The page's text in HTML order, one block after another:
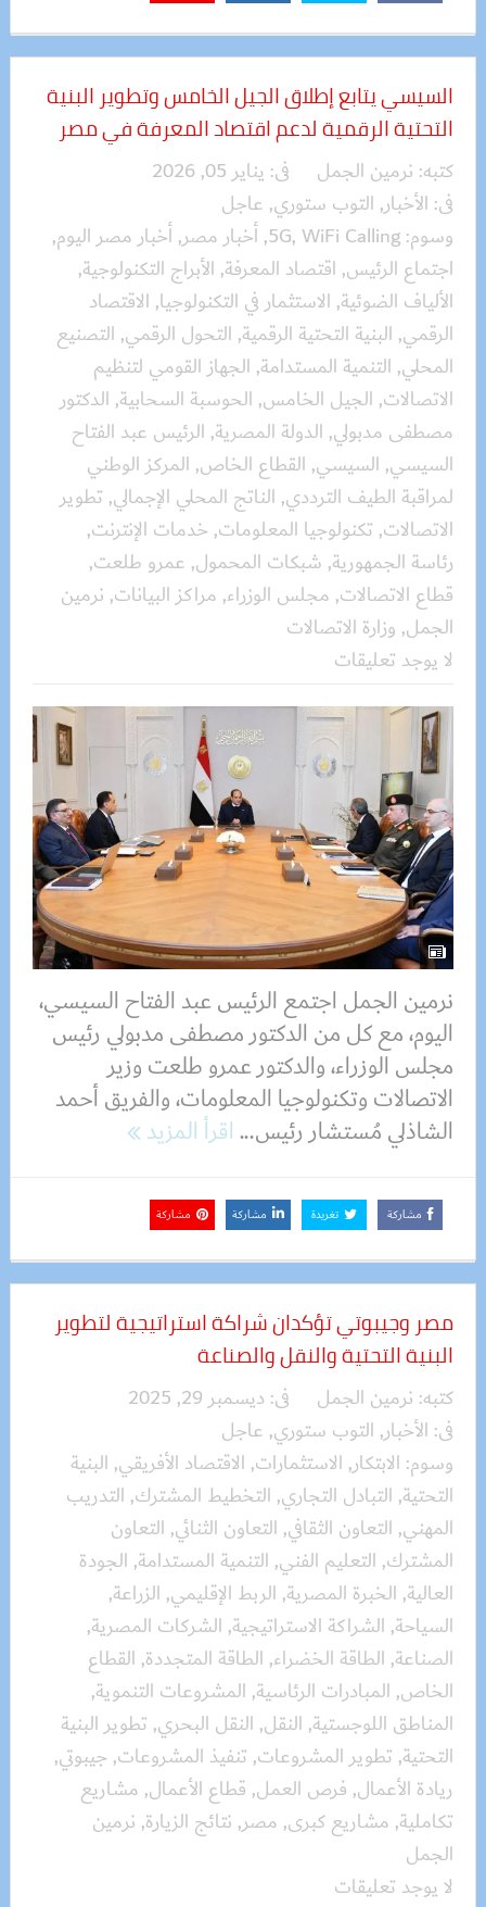
السيسي يتابع إطلاق الجيل الخامس وتطوير البنية
التحتية الرقمية لدعم اقتصاد المعرفة في مصر
كتبه: نرمين الجمل فى: يناير 05, 2026
فى: الأخبار, التوب ستوري, عاجل
وسوم:
5G,WiFi Calling
,أخبار مصر,أخبار مصر اليوم,
اجتماع الرئيس, اقتصاد المعرفة, الأبراج التكنولوجية,
الألياف الضوئية, الاستثمار في التكنولوجيا, الاقتصاد
الرقمي, البنية التحتية الرقمية, التحول الرقمي, التصنيع
المحلي, التنمية المستدامة, الجهاز القومي لتنظيم
الاتصالات, الجيل الخامس, الحوسبة السحابية, الدكتور
مصطفى مدبولي, الدولة المصرية, الرئيس عبد الفتاح
السيسي, السيسي, القطاع الخاص, المركز الوطني
لمراقبة الطيف الترددي, الناتج المحلي الإجمالي, تطوير
الاتصالات, تكنولوجيا المعلومات, خدمات الإنترنت,
رئاسة الجمهورية, شبكات المحمول, عمرو طلعت,
قطاع الاتصالات, مجلس الوزراء, مراكز البيانات, نرمين
الجمل, وزارة الاتصالات
لا يوجد تعليقات
نرمين الجمل اجتمع الرئيس عبد الفتاح السيسي،
اليوم، مع كل من الدكتور مصطفى مدبولي رئيس
مجلس الوزراء، والدكتور عمرو طلعت وزير
الاتصالات وتكنولوجيا المعلومات، والفريق أحمد
الشاذلي مُستشار رئيس...اقرأ المزيد
مشاركة تغريدة مشاركة مشاركة
مصر وجيبوتي تؤكدان شراكة استراتيجية لتطوير
البنية التحتية والنقل والصناعة
كتبه: نرمين الجمل فى: ديسمبر 29, 2025
فى: الأخبار, التوب ستوري, عاجل
وسوم: الابتكار, الاستثمارات, الاقتصاد الأفريقي, البنية
التحتية, التبادل التجاري, التخطيط المشترك, التدريب
المهني, التعاون الثقافي, التعاون الثنائي, التعاون
المشترك, التعليم الفني, التنمية المستدامة, الجودة
العالية, الخبرة المصرية, الربط الإقليمي, الزراعة,
السياحة, الشراكة الاستراتيجية, الشركات المصرية,
الصناعة, الطاقة الخضراء, الطاقة المتجددة, القطاع
الخاص, المبادرات الرئاسية, المشروعات التنموية,
المناطق اللوجستية, النقل, النقل البحري, تطوير البنية
التحتية, تطوير المشروعات, تنفيذ المشروعات, جيبوتي,
ريادة الأعمال, فرص العمل, قطاع الأعمال, مشاريع
تكاملية, مشاريع كبرى, مصر, نتائج الزيارة, نرمين
الجمل
لا يوجد تعليقات